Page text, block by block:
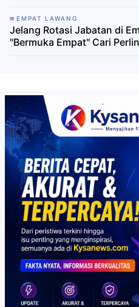
EMPAT LAWANG
Jelang Rotasi Jabatan di
"Bermuka Empat" Cari